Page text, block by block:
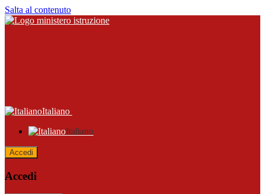
Salta al contenuto
Italiano
Italiano
Accedi
Accedi